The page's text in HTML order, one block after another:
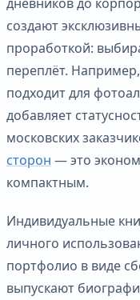
создают
проработкой:
переплёт.
подходит для
добавляет
московских
сторон — это
компактным.
Индивидуальные
личного
портфолио в виде
выпускают